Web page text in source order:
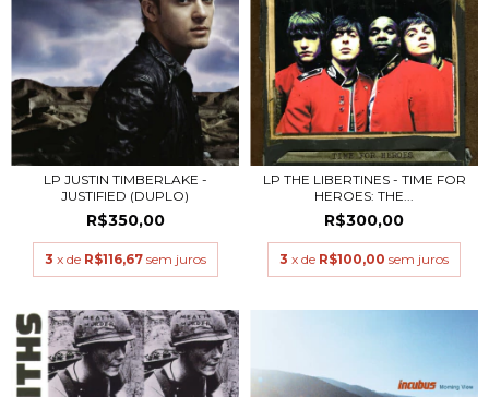
LP JUSTIN TIMBERLAKE -
JUSTIFIED (DUPLO)
R$350,00
3 x de R$116,67 sem juros
LP THE LIBERTINES - TIME FOR
HEROES: THE...
R$300,00
3 x de R$100,00 sem juros